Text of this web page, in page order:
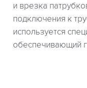
и врезка
подключения к
используется
обеспечивающий